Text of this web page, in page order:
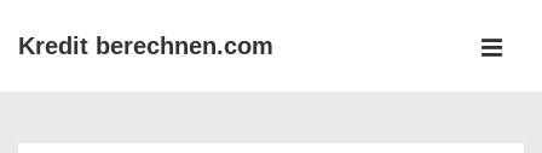
ZumKredit berechnen.com